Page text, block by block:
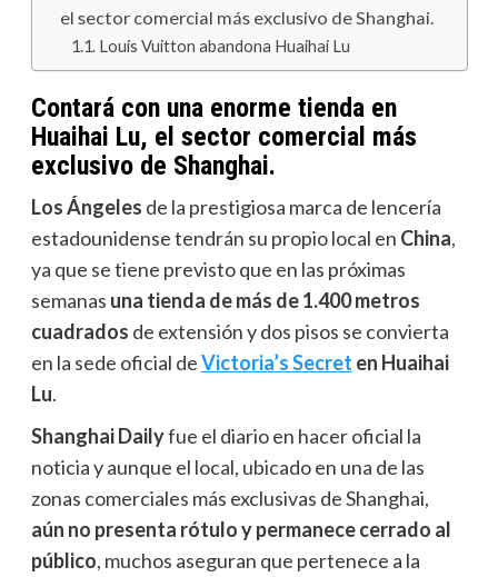
el sector comercial más exclusivo de Shanghai.
Louis Vuitton abandona Huaihai Lu
Contará con una enorme tienda en
Huaihai Lu, el sector comercial más
exclusivo de Shanghai.
Los Ángeles de la prestigiosa marca de lencería
estadounidense tendrán su propio local en China,
ya que se tiene previsto que en las próximas
semanas una tienda de más de 1.400 metros
cuadrados de extensión y dos pisos se convierta
en la sede oficial deVictoria’s Secret en Huaihai
Lu.
Shanghai Dailyfue el diario en hacer oficial la
noticia y aunque el local, ubicado en una de las
zonas comerciales más exclusivas de Shanghai,
aún no presenta rótulo y permanece cerrado al
público, muchos aseguran que pertenece a la